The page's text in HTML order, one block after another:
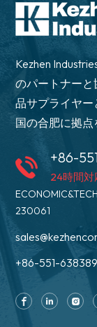
Kezhen
のパートナー
品サプライヤ
国の合肥に拠点
+86-
24時間対
230061
+86-551-